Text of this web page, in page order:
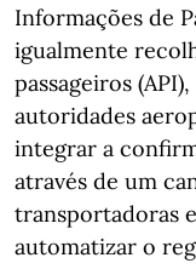
Informações de
igualmente
passageiros
autoridades
integrar a
através de um
transportadoras
automatizar o